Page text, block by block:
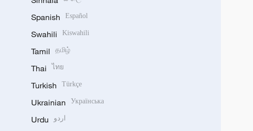
Spanish Español
Swahili Kiswahili
Tamil தமிழ்
Thai ไทย
Turkish Türkçe
Ukrainian Українська
Urdu اردو